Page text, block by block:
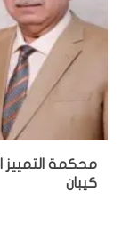
محكمة التمييز
كيبان